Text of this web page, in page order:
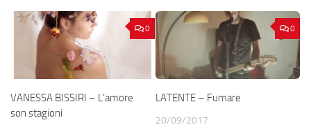
0
VANESSA BISSIRI – L’amore
son stagioni
0
LATENTE – Fumare
20/09/2017